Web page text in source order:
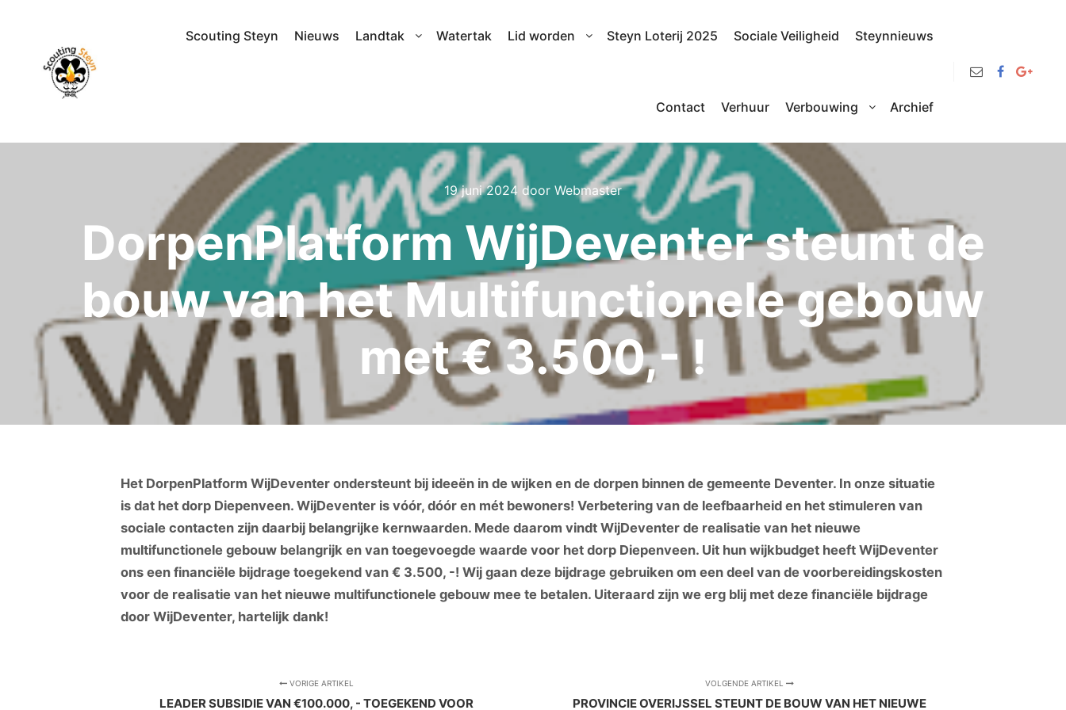
Scouting Steyn Nieuws Landtak Watertak Lid worden Steyn Loterij 2025 Sociale Veiligheid Steynnieuws
Contact Verhuur Verbouwing Archief
19 juni 2024 door Webmaster
DorpenPlatform WijDeventer steunt de
bouw van het Multifunctionele gebouw
met € 3.500,- !
Het DorpenPlatform WijDeventer ondersteunt bij ideeën in de wijken en de dorpen binnen de gemeente Deventer. In onze situatie
is dat het dorp Diepenveen. WijDeventer is vóór, dóór en mét bewoners! Verbetering van de leefbaarheid en het stimuleren van
sociale contacten zijn daarbij belangrijke kernwaarden. Mede daarom vindt WijDeventer de realisatie van het nieuwe
multifunctionele gebouw belangrijk en van toegevoegde waarde voor het dorp Diepenveen. Uit hun wijkbudget heeft WijDeventer
ons een financiële bijdrage toegekend van € 3.500, -! Wij gaan deze bijdrage gebruiken om een deel van de voorbereidingskosten
voor de realisatie van het nieuwe multifunctionele gebouw mee te betalen. Uiteraard zijn we erg blij met deze financiële bijdrage
door WijDeventer, hartelijk dank!
VORIGE ARTIKEL
LEADER SUBSIDIE VAN €100.000, - TOEGEKEND VOOR
VOLGENDE ARTIKEL
PROVINCIE OVERIJSSEL STEUNT DE BOUW VAN HET NIEUWE